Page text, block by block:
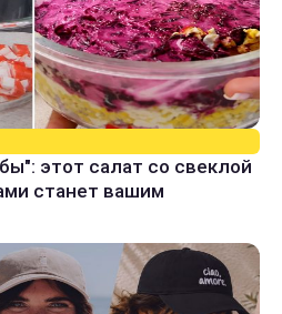
этот салат со свеклой
станет вашим